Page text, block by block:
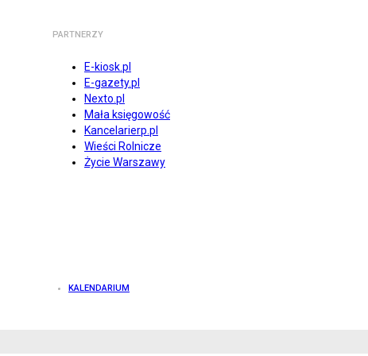
PARTNERZY
E-kiosk.pl
E-gazety.pl
Nexto.pl
Mała księgowość
Kancelarierp.pl
Wieści Rolnicze
Życie Warszawy
KALENDARIUM